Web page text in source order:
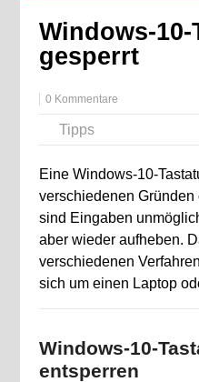
Windows-10-
gesperrt
0 Kommentare
Tipps
Eine Windows-10-
verschiedenen
sind Eingaben
aber wieder aufheben.
verschiedenen
sich um einen Laptop
Windows-10-
entsperren